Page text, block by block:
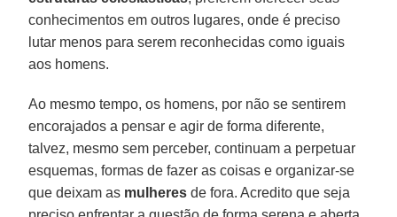
conhecimentos em outros lugares, onde é preciso
lutar menos para serem reconhecidas como iguais
aos homens.
Ao mesmo tempo, os homens, por não se sentirem
encorajados a pensar e agir de forma diferente,
talvez, mesmo sem perceber, continuam a perpetuar
esquemas, formas de fazer as coisas e organizar-se
que deixam as mulheres de fora. Acredito que seja